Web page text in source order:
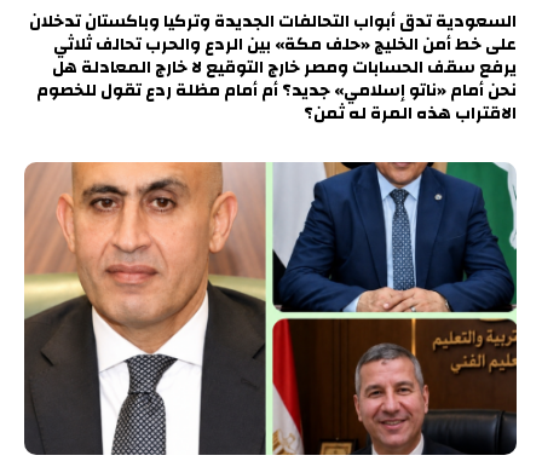
السعودية تدق أبواب التحالفات الجديدة وتركيا وباكستان تدخلان
على خط أمن الخليج «حلف مكة» بين الردع والحرب تحالف ثلاثي
يرفع سقف الحسابات ومصر خارج التوقيع لا خارج المعادلة هل
نحن أمام «ناتو إسلامي» جديد؟ أم أمام مظلة ردع تقول للخصوم
الاقتراب هذه المرة له ثمن؟